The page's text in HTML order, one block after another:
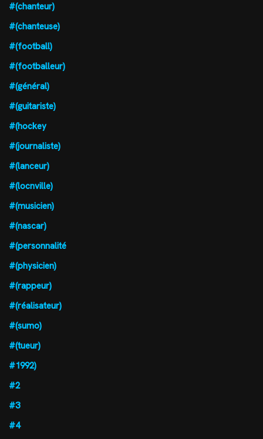
#(chanteur)
#(chanteuse)
#(football)
#(footballeur)
#(général)
#(guitariste)
#(hockey
#(journaliste)
#(lanceur)
#(locnville)
#(musicien)
#(nascar)
#(personnalité
#(physicien)
#(rappeur)
#(réalisateur)
#(sumo)
#(tueur)
#1992)
#2
#3
#4